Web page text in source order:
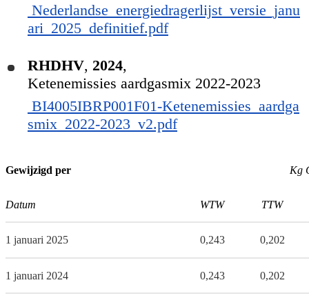
Nederlandse_energiedragerlijst_versie_janu
ari_2025_definitief.pdf
RHDHV, 2024,
Ketenemissies aardgasmix 2022-2023
BI4005IBRP001F01-Ketenemissies_aardga
smix_2022-2023_v2.pdf
Gewijzigd per Kg
Datum WTW TTW
1 januari 2025 0,243 0,202
1 januari 2024 0,243 0,202